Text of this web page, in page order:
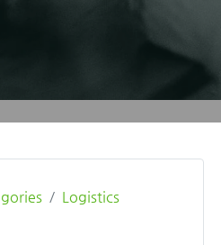
Logistics